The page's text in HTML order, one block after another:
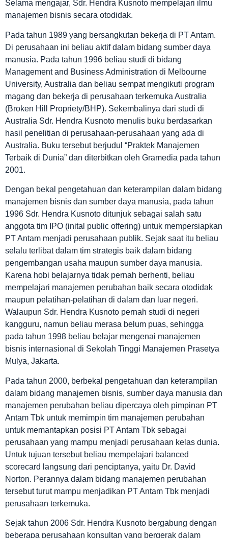
Selama mengajar, Sdr. Hendra Kusnoto mempelajari ilmu
manajemen bisnis secara otodidak.
Pada tahun 1989 yang bersangkutan bekerja di PT Antam.
Di perusahaan ini beliau aktif dalam bidang sumber daya
manusia. Pada tahun 1996 beliau studi di bidang
Management and Business Administration di Melbourne
University, Australia dan beliau sempat mengikuti program
magang dan bekerja di perusahaan terkemuka Australia
(Broken Hill Propriety/BHP). Sekembalinya dari studi di
Australia Sdr. Hendra Kusnoto menulis buku berdasarkan
hasil penelitian di perusahaan-perusahaan yang ada di
Australia. Buku tersebut berjudul “Praktek Manajemen
Terbaik di Dunia” dan diterbitkan oleh Gramedia pada tahun
2001.
Dengan bekal pengetahuan dan keterampilan dalam bidang
manajemen bisnis dan sumber daya manusia, pada tahun
1996 Sdr. Hendra Kusnoto ditunjuk sebagai salah satu
anggota tim IPO (inital public offering) untuk mempersiapkan
PT Antam menjadi perusahaan publik. Sejak saat itu beliau
selalu terlibat dalam tim strategis baik dalam bidang
pengembangan usaha maupun sumber daya manusia.
Karena hobi belajarnya tidak pernah berhenti, beliau
mempelajari manajemen perubahan baik secara otodidak
maupun pelatihan-pelatihan di dalam dan luar negeri.
Walaupun Sdr. Hendra Kusnoto pernah studi di negeri
kangguru, namun beliau merasa belum puas, sehingga
pada tahun 1998 beliau belajar mengenai manajemen
bisnis internasional di Sekolah Tinggi Manajemen Prasetya
Mulya, Jakarta.
Pada tahun 2000, berbekal pengetahuan dan keterampilan
dalam bidang manajemen bisnis, sumber daya manusia dan
manajemen perubahan beliau dipercaya oleh pimpinan PT
Antam Tbk untuk memimpin tim manajemen perubahan
untuk memantapkan posisi PT Antam Tbk sebagai
perusahaan yang mampu menjadi perusahaan kelas dunia.
Untuk tujuan tersebut beliau mempelajari balanced
scorecard langsung dari penciptanya, yaitu Dr. David
Norton. Perannya dalam bidang manajemen perubahan
tersebut turut mampu menjadikan PT Antam Tbk menjadi
perusahaan terkemuka.
Sejak tahun 2006 Sdr. Hendra Kusnoto bergabung dengan
beberapa perusahaan konsultan yang bergerak dalam